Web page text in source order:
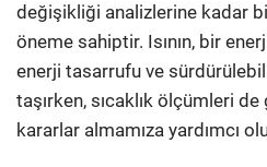
değişikliği analizlerine kadar
öneme sahiptir. Isının, bir
enerji tasarrufu ve
taşırken, sıcaklık ölçümleri
kararlar almamıza yardımcı